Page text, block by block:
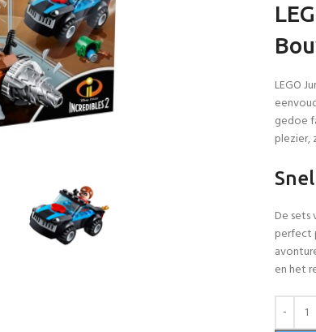
LEGO
gedoe
plezier,
De
perfect
en het